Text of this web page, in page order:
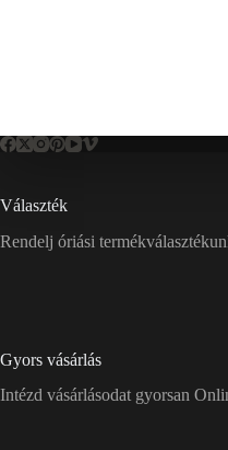
Választék
Rendelj óriási
Gyors vásárlás
Intézd vásárlásodat gyorsan